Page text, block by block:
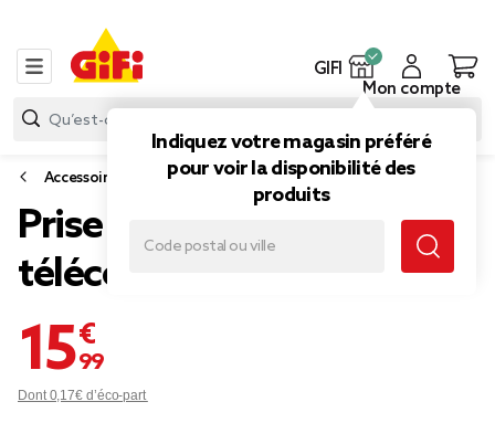
GIFI
Indiquez votre magasin préféré
pour voir la disponibilité des
produits
Mon compte
Accessoires électriques
Prise x2 avec
télécommande
15,99 €
Dont 0,17€ d’éco-part